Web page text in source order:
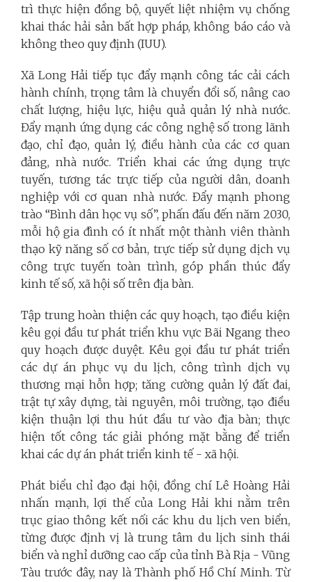
trì thực hiện đồng bộ, quyết liệt nhiệm vụ chống
khai thác hải sản bất hợp pháp, không báo cáo và
không theo quy định (IUU).
Xã Long Hải tiếp tục đẩy mạnh công tác cải cách
hành chính, trọng tâm là chuyển đổi số, nâng cao
chất lượng, hiệu lực, hiệu quả quản lý nhà nước.
Đẩy mạnh ứng dụng các công nghệ số trong lãnh
đạo, chỉ đạo, quản lý, điều hành của các cơ quan
đảng, nhà nước. Triển khai các ứng dụng trực
tuyến, tương tác trực tiếp của người dân, doanh
nghiệp với cơ quan nhà nước. Đẩy mạnh phong
trào “Bình dân học vụ số”, phấn đấu đến năm 2030,
mỗi hộ gia đình có ít nhất một thành viên thành
thạo kỹ năng số cơ bản, trực tiếp sử dụng dịch vụ
công trực tuyến toàn trình, góp phần thúc đẩy
kinh tế số, xã hội số trên địa bàn.
Tập trung hoàn thiện các quy hoạch, tạo điều kiện
kêu gọi đầu tư phát triển khu vực Bãi Ngang theo
quy hoạch được duyệt. Kêu gọi đầu tư phát triển
các dự án phục vụ du lịch, công trình dịch vụ
thương mại hỗn hợp; tăng cường quản lý đất đai,
trật tự xây dựng, tài nguyên, môi trường, tạo điều
kiện thuận lợi thu hút đầu tư vào địa bàn; thực
hiện tốt công tác giải phóng mặt bằng để triển
khai các dự án phát triển kinh tế - xã hội.
Phát biểu chỉ đạo đại hội, đồng chí Lê Hoàng Hải
nhấn mạnh, lợi thế của Long Hải khi nằm trên
trục giao thông kết nối các khu du lịch ven biển,
từng được định vị là trung tâm du lịch sinh thái
biển và nghỉ dưỡng cao cấp của tỉnh Bà Rịa - Vũng
Tàu trước đây, nay là Thành phố Hồ Chí Minh. Từ